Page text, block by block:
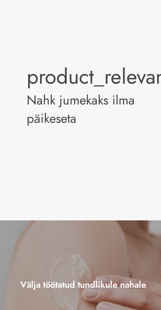
Nahk jumekaks ilma
päikeseta
Välja töötatud tundlikule nahale